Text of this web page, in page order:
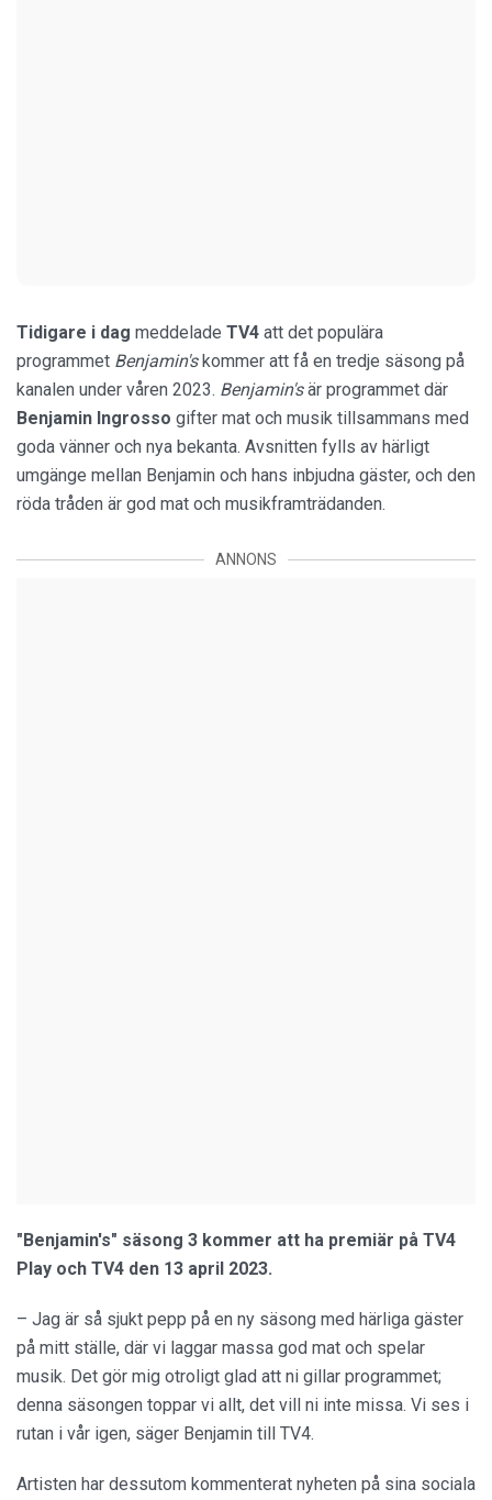
Tidigare i dag meddelade TV4 att det populära
programmet Benjamin'skommer att få en tredje säsong på
kanalen under våren 2023. Benjamin'sär programmet där
Benjamin Ingrosso gifter mat och musik tillsammans med
goda vänner och nya bekanta. Avsnitten fylls av härligt
umgänge mellan Benjamin och hans inbjudna gäster, och den
röda tråden är god mat och musikframträdanden.
ANNONS
"Benjamin's" säsong 3 kommer att ha premiär på TV4
Play och TV4 den 13 april 2023.
– Jag är så sjukt pepp på en ny säsong med härliga gäster
på mitt ställe, där vi laggar massa god mat och spelar
musik. Det gör mig otroligt glad att ni gillar programmet;
denna säsongen toppar vi allt, det vill ni inte missa. Vi ses i
rutan i vår igen, säger Benjamin till TV4.
Artisten har dessutom kommenterat nyheten på sina sociala